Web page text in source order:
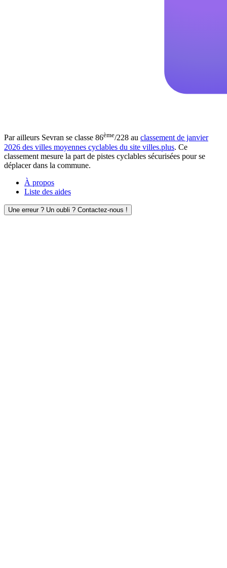
Par ailleurs Sevran se classe 86ème/228 au classement de janvier
2026 des villes moyennes cyclables du site villes.plus. Ce
classement mesure la part de pistes cyclables sécurisées pour se
déplacer dans la commune.
À propos
Liste des aides
Une erreur ? Un oubli ? Contactez-nous !